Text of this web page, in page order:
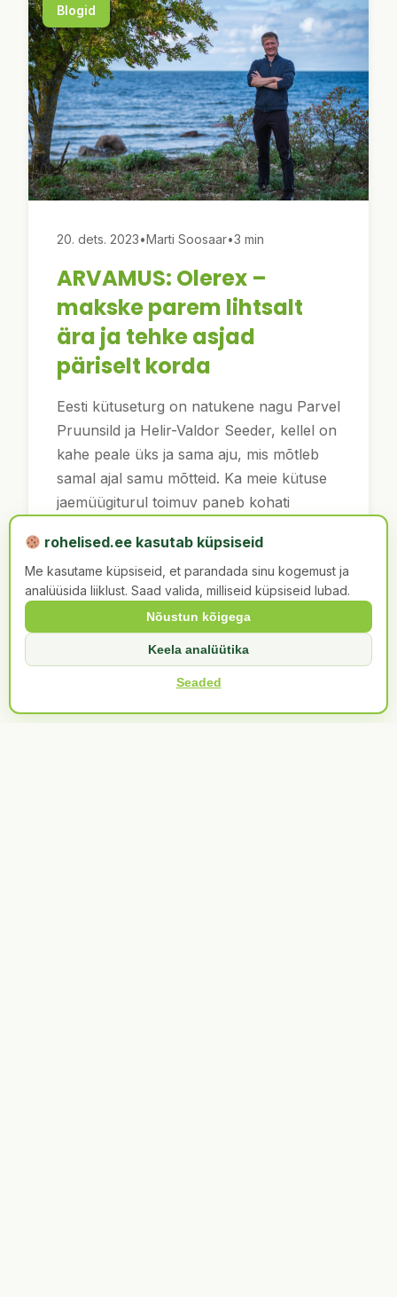
Blogid
20. dets. 2023•Marti Soosaar•3 min
ARVAMUS: Olerex –
makske parem lihtsalt
ära ja tehke asjad
päriselt korda
Eesti kütuseturg on natukene nagu Parvel
Pruunsild ja Helir-Valdor Seeder, kellel on
kahe peale üks ja sama aju, mis mõtleb
samal ajal samu mõtteid. Ka meie kütuse
jaemüügiturul toimuv paneb kohati
ühe ja sama peaga. Kuidas muidu
selgitada …
rohelised.ee kasutab küpsiseid
Me kasutame küpsiseid, et parandada sinu kogemust ja
analüüsida liiklust. Saad valida, milliseid küpsiseid lubad.
Nõustun kõigega
Keela analüütika
Seaded